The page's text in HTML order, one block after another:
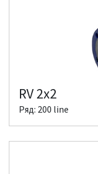
RV 2x2
Ряд: 200 line